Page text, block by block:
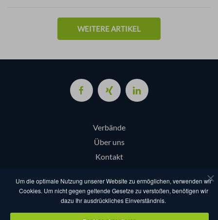
WEITERE ARTIKEL
Verbände
Über uns
Kontakt
Datenschutz
Nutzungsbestimmungen
Impressum
Um die optimale Nutzung unserer Website zu ermöglichen, verwenden wir
Cookies. Um nicht gegen geltende Gesetze zu verstoßen, benötigen wir
dazu Ihr ausdrückliches Einverständnis.